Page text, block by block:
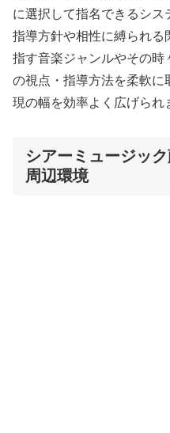
に選択して指名できるシ
指導方針や相性に縛られる
指す音楽ジャンルやその時
の視点・指導方法を柔軟に
現の幅を効率よく広げられ
シアーミュージッ
周辺環境